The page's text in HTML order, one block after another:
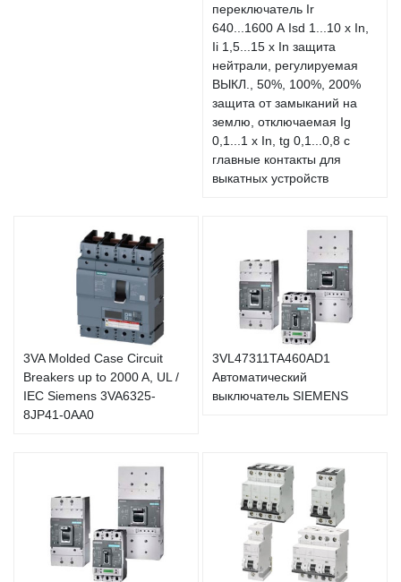
переключатель Ir
640...1600 А Isd 1...10 x In,
Ii 1,5...15 x In защита
нейтрали, регулируемая
ВЫКЛ., 50%, 100%, 200%
защита от замыканий на
землю, отключаемая Ig
0,1...1 x In, tg 0,1...0,8 с
главные контакты для
выкатных устройств
3VA Molded Case Circuit
Breakers up to 2000 A, UL /
IEC Siemens 3VA6325-
8JP41-0AA0
3VL47311TA460AD1
Автоматический
выключатель SIEMENS